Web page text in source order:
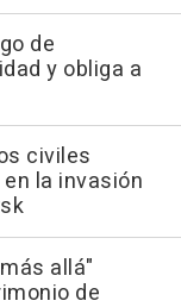
de
y obliga a
civiles
la invasión
allá"
de